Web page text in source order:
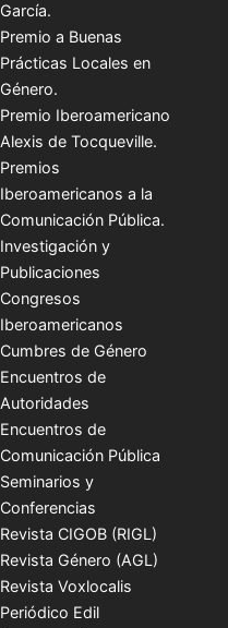
García.
Premio a Buenas
Prácticas Locales en
Género.
Premio Iberoamericano
Alexis de Tocqueville.
Premios
Iberoamericanos a la
Comunicación Pública.
Investigación y
Publicaciones
Congresos
Iberoamericanos
Cumbres de Género
Encuentros de
Autoridades
Encuentros de
Comunicación Pública
Seminarios y
Conferencias
Revista CIGOB (RIGL)
Revista Género (AGL)
Revista Voxlocalis
Periódico Edil